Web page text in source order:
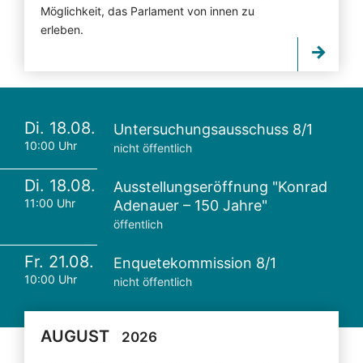
Möglichkeit, das Parlament von innen zu
erleben.
Di. 18.08.
10:00 Uhr
Untersuchungsausschuss 8/1
nicht öffentlich
Di. 18.08.
11:00 Uhr
Ausstellungseröffnung "Konrad
Adenauer – 150 Jahre"
öffentlich
Fr. 21.08.
10:00 Uhr
Enquetekommission 8/1
nicht öffentlich
AUGUST 2026